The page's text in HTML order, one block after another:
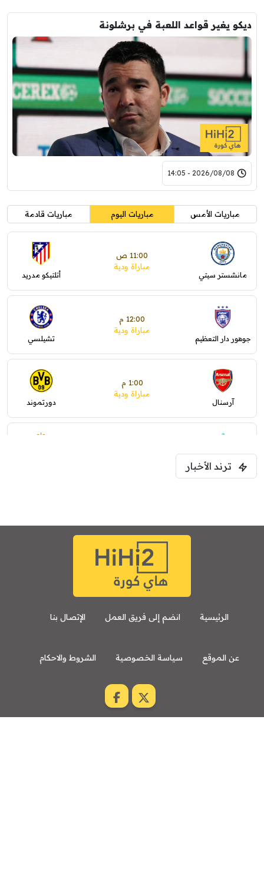
ديكو يغير قواعد اللعبة في برشلونة
2026/08/08 - 14:05
مباريات الأمس مباريات اليوم مباريات قادمة
مانشستر سيتي
11:00 ص
مباراة ودية
أتلتيكو مدريد
جوهور دار التعظيم
12:00 م
مباراة ودية
تشيلسي
آرسنال
1:00 م
مباراة ودية
دورتموند
ليفربول
ترند الأخبار
الرئيسية انضم إلى فريق العمل الإتصال بنا
عن الموقع سياسة الخصوصية الشروط والاحكام